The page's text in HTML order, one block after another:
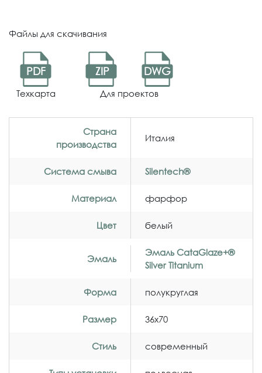
Файлы для скачивания
PDF
Техкарта
ZIP DWG
Для проектов
Страна
производства
Италия
Система смыва Silentech®
Материал фарфор
Цвет белый
Эмаль
Эмаль CataGlaze+®
Silver Titanium
Форма полукруглая
Размер 36x70
Стиль современный